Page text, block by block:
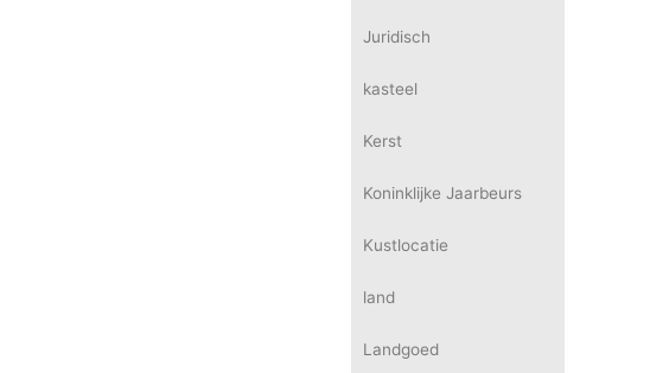
Juridisch
kasteel
Kerst
Koninklijke Jaarbeurs
Kustlocatie
land
Landgoed